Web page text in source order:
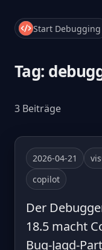
Start Debugging
Tag:
3 Beiträge
2026-04-21
copilot
Der
18.5 macht
Bug-Jagd-